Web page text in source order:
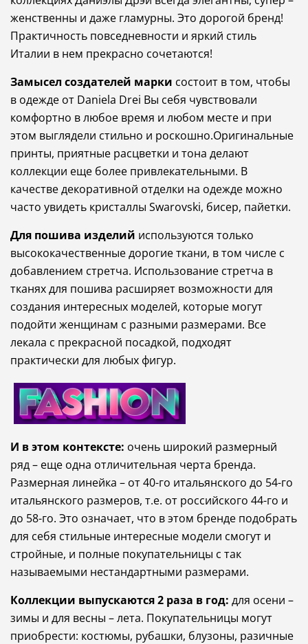
женственны и даже гламурны. Это дорогой бренд!
Практичность повседневности и яркий стиль
Италии в нем прекрасно сочетаются!
Замысел создателей марки состоит втом, чтобы
в одежде от Daniela Drei Вы себя чувствовали
комфортно влюбое время и любом месте и при
этом выглядели стильно и роскошно.Оригинальные
принты, приятные расцветки и тона делают
коллекции еще более привлекательными. В
качестведекоративной отделки на одежде можно
часто увидеть кристаллы Swarovski, бисер, пайетки.
Для пошива изделий используются только
высококачественныедорогиеткани, втом числе с
добавлением стретча. Использование стретча в
тканяхдля пошива расширяет возможности для
создания интересных моделей, которые могут
подойти женщинам с разными размерами. Все
лекала с прекрасной посадкой, подходят
практически для любыхфигур.
И вэтом контексте: очень широкий размерный
ряд– еще одна отличительная черта бренда.
Размерная линейка – от40-го итальянского до 54-го
итальянского размеров, т.е. от российского 44-го и
до 58-го. Это означает, что вэтом бренде подобрать
для себя стильные интересные модели смогут и
стройные, и полные покупательницы с так
называемыми нестандартными размерами.
Коллекции выпускаются2 раза в год: для осени –
зимы и для весны –лета. Покупательницы могут
приобрести: костюмы, рубашки, блузоны, разичные